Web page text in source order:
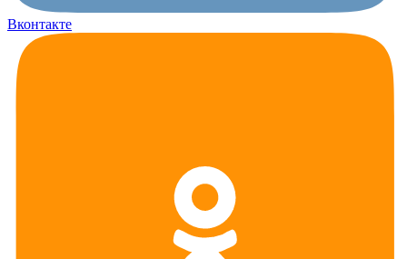
Вконтакте